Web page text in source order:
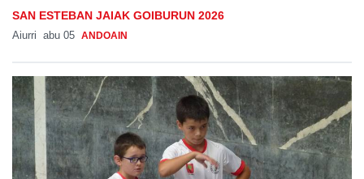
SAN ESTEBAN JAIAK GOIBURUN 2026
Aiurri abu 05 ANDOAIN